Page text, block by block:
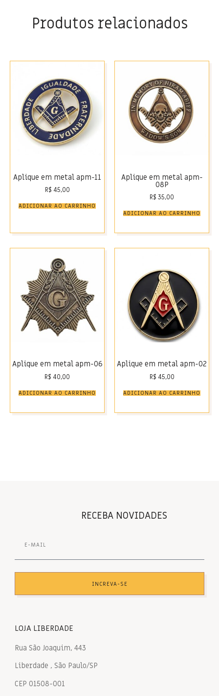
Produtos relacionados
Aplique em metal apm-11
R$ 45,00
ADICIONAR AO CARRINHO
Aplique em metal apm-
08P
R$ 35,00
ADICIONAR AO CARRINHO
Aplique em metal apm-06
R$ 40,00
ADICIONAR AO CARRINHO
Aplique em metal apm-02
R$ 45,00
ADICIONAR AO CARRINHO
RECEBA NOVIDADES
INCREVA-SE
LOJA LIBERDADE
Rua São Joaquim, 443
Liberdade , São Paulo/SP
CEP 01508-001